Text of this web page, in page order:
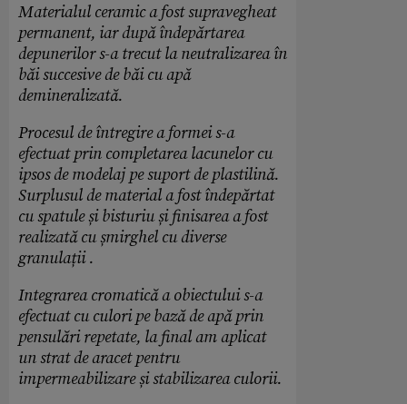
Materialul ceramic a fost supravegheat
permanent, iar după îndepărtarea
depunerilor s-a trecut la neutralizarea în
băi succesive de băi cu apă
demineralizată.
Procesul de întregire a formei s-a
efectuat prin completarea lacunelor cu
ipsos de modelaj pe suport de plastilină.
Surplusul de material a fost îndepărtat
cu spatule și bisturiu și finisarea a fost
realizată cu șmirghel cu diverse
granulații .
Integrarea cromatică a obiectului s-a
efectuat cu culori pe bază de apă prin
pensulări repetate, la final am aplicat
un strat de aracet pentru
impermeabilizare și stabilizarea culorii.